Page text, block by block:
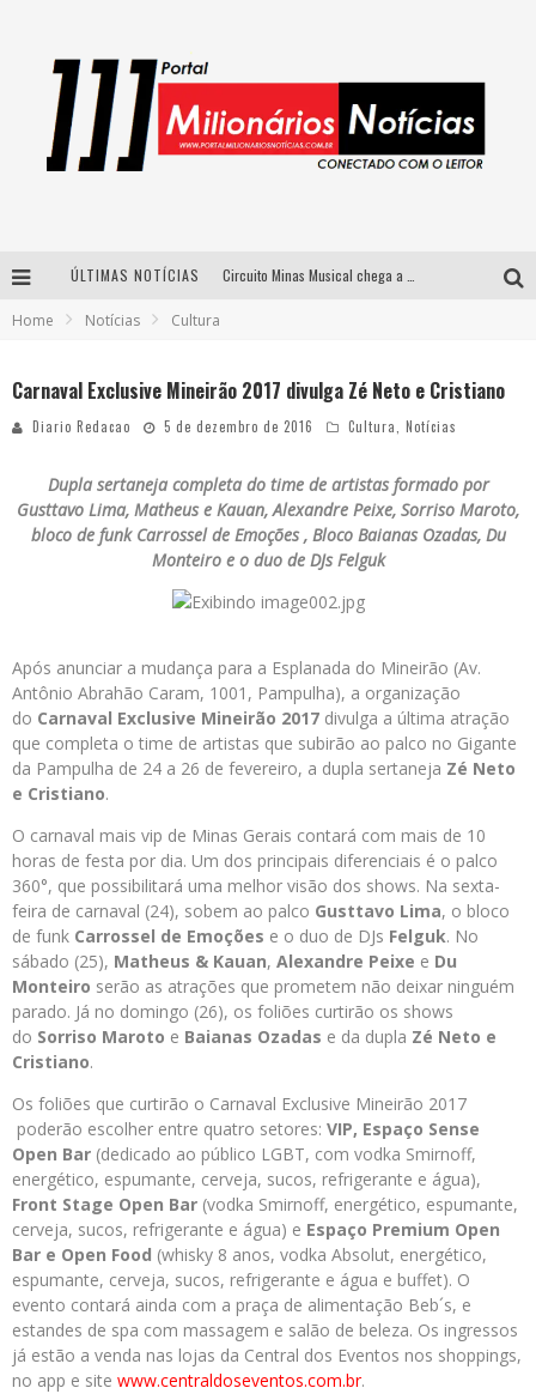
ÚLTIMAS NOTÍCIAS
Yan traz a turnê nacional do PagodYANdo para Belo Horizonte
Home Notícias Cultura
Carnaval Exclusive Mineirão 2017 divulga Zé Neto e Cristiano
Diario Redacao 5 de dezembro de 2016 Cultura Notícias
Dupla sertaneja completa do time de artistas formado por
Gusttavo Lima, Matheus e Kauan, Alexandre Peixe, Sorriso Maroto,
bloco de funk Carrossel de Emoções , Bloco Baianas Ozadas, Du
Monteiro e o duo de DJs Felguk
Após anunciar a mudança para a Esplanada do Mineirão (Av.
Antônio Abrahão Caram, 1001, Pampulha), a organização
do Carnaval Exclusive Mineirão 2017 divulga a última atração
que completa o time de artistas que subirão ao palco no Gigante
da Pampulha de 24 a 26 de fevereiro, a dupla sertaneja Zé Neto
e Cristiano.
O carnaval mais vip de Minas Gerais contará com mais de 10
horas de festa por dia. Um dos principais diferenciais é o palco
360°, que possibilitará uma melhor visão dos shows. Na sexta-
feira de carnaval (24), sobem ao palco Gusttavo Lima, o bloco
de funk Carrossel de Emoções e o duo de DJs Felguk. No
sábado (25), Matheus & Kauan, Alexandre Peixe e Du
Monteiro serão as atrações que prometem não deixar ninguém
parado. Já no domingo (26), os foliões curtirão os shows
do Sorriso Maroto e Baianas Ozadas e da dupla Zé Neto e
Cristiano.
Os foliões que curtirão o Carnaval Exclusive Mineirão 2017
poderão escolher entre quatro setores: VIP, Espaço Sense
Open Bar (dedicado ao público LGBT, com vodka Smirnoff,
energético, espumante, cerveja, sucos, refrigerante e água),
Front Stage Open Bar (vodka Smirnoff, energético, espumante,
cerveja, sucos, refrigerante e água) e Espaço Premium Open
Bar e Open Food (whisky 8 anos, vodka Absolut, energético,
espumante, cerveja, sucos, refrigerante e água e buffet). O
evento contará ainda com a praça de alimentação Beb´s, e
estandes de spa com massagem e salão de beleza. Os ingressos
já estão a venda nas lojas da Central dos Eventos nos shoppings,
no app e site www.centraldoseventos.com.br.